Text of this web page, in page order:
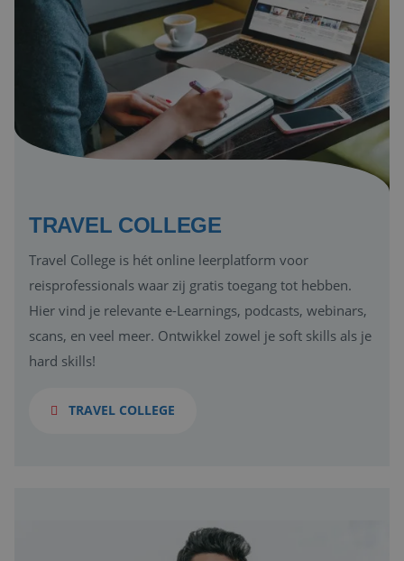
TRAVEL COLLEGE
Travel College is hét online leerplatform voor
reisprofessionals waar zij gratis toegang tot hebben.
Hier vind je relevante e-Learnings, podcasts, webinars,
scans, en veel meer. Ontwikkel zowel je soft skills als je
hard skills!
TRAVEL COLLEGE